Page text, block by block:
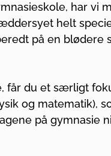
har vi
helt
på en blødere
får du et særligt
og matematik),
på gymnasie